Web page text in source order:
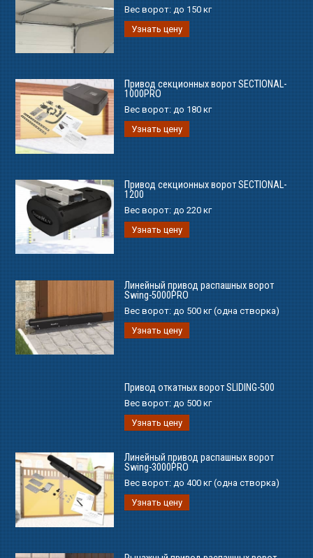
Вес ворот:до 150 кг
Узнать цену
Привод секционных ворот SECTIONAL-
1000PRO
Вес ворот:до 180 кг
Узнать цену
Привод секционных ворот SECTIONAL-
1200
Вес ворот:до 220 кг
Узнать цену
Линейный привод распашных ворот
Swing-5000PRO
Вес ворот:до 500 кг (одна створка)
Узнать цену
Привод откатных ворот SLIDING-500
Вес ворот:до 500 кг
Узнать цену
Линейный привод распашных ворот
Swing-3000PRO
Вес ворот:до 400 кг (одна створка)
Узнать цену